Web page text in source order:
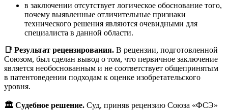
в заключении отсутствует логическое обоснование того,
почему выявленные отличительные признаки
технического решения являются очевидными для
специалиста в данной области.
📑 Результат рецензирования. В рецензии, подготовленной
Союзом, был сделан вывод о том, что первичное заключение
является необоснованным и не соответствует общепринятым
в патентоведении подходам к оценке изобретательского
уровня.
🏛️ Судебное решение. Суд, приняв рецензию Союза «ФСЭ»